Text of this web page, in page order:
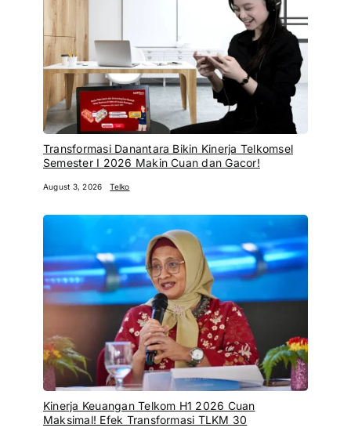
Transformasi Danantara Bikin Kinerja Telkomsel
Semester I 2026 Makin Cuan dan Gacor!
August 3, 2026 Telko
Kinerja Keuangan Telkom H1 2026 Cuan
Maksimal! Efek Transformasi TLKM 30